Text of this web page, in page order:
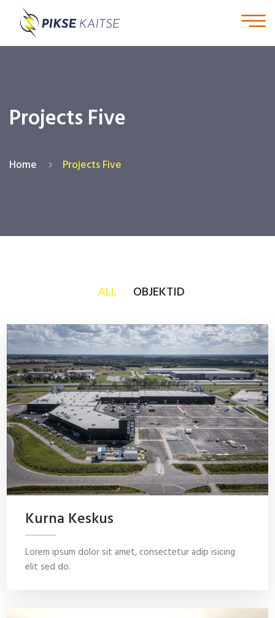
Projects Five
Home Projects Five
ALL OBJEKTID
Kurna Keskus
Lorem ipsum dolor sit amet, consectetur adip isicing
elit sed do.